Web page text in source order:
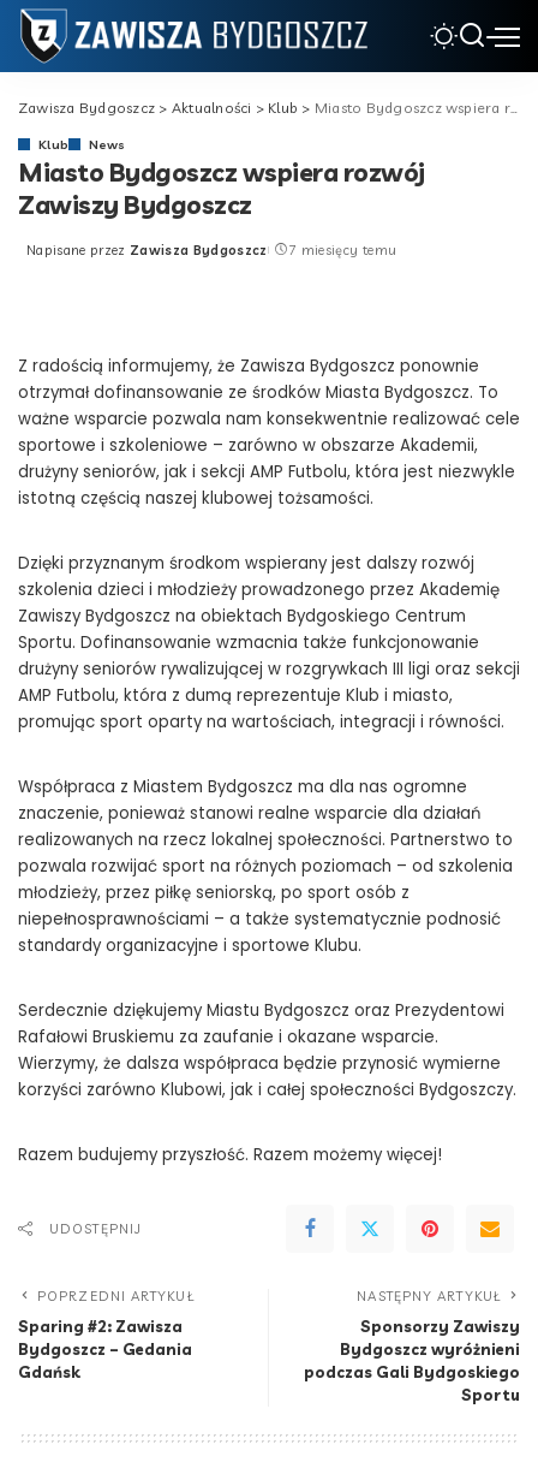
Zawisza Bydgoszcz > Aktualności > Klub > Miasto Bydgoszcz wspiera rozwój Zawiszy Bydgoszcz
Klub News
Miasto Bydgoszcz wspiera rozwój
Zawiszy Bydgoszcz
Posted
Napisane przez Zawisza Bydgoszcz 7 miesięcy temu
Z radością informujemy, że Zawisza Bydgoszcz ponownie
otrzymał dofinansowanie ze środków Miasta Bydgoszcz. To
ważne wsparcie pozwala nam konsekwentnie realizować cele
sportowe i szkoleniowe – zarówno w obszarze Akademii,
drużyny seniorów, jak i sekcji AMP Futbolu, która jest niezwykle
istotną częścią naszej klubowej tożsamości.
Dzięki przyznanym środkom wspierany jest dalszy rozwój
szkolenia dzieci i młodzieży prowadzonego przez Akademię
Zawiszy Bydgoszcz na obiektach Bydgoskiego Centrum
Sportu. Dofinansowanie wzmacnia także funkcjonowanie
drużyny seniorów rywalizującej w rozgrywkach III ligi oraz sekcji
AMP Futbolu, która z dumą reprezentuje Klub i miasto,
promując sport oparty na wartościach, integracji i równości.
Współpraca z Miastem Bydgoszcz ma dla nas ogromne
znaczenie, ponieważ stanowi realne wsparcie dla działań
realizowanych na rzecz lokalnej społeczności. Partnerstwo to
pozwala rozwijać sport na różnych poziomach – od szkolenia
młodzieży, przez piłkę seniorską, po sport osób z
niepełnosprawnościami – a także systematycznie podnosić
standardy organizacyjne i sportowe Klubu.
Serdecznie dziękujemy Miastu Bydgoszcz oraz Prezydentowi
Rafałowi Bruskiemu za zaufanie i okazane wsparcie.
Wierzymy, że dalsza współpraca będzie przynosić wymierne
korzyści zarówno Klubowi, jak i całej społeczności Bydgoszczy.
Razem budujemy przyszłość. Razem możemy więcej!
UDOSTĘPNIJ
POPRZEDNI ARTYKUŁ
Sparing #2: Zawisza
Bydgoszcz – Gedania
Gdańsk
NASTĘPNY ARTYKUŁ
Sponsorzy Zawiszy
Bydgoszcz wyróżnieni
podczas Gali Bydgoskiego
Sportu